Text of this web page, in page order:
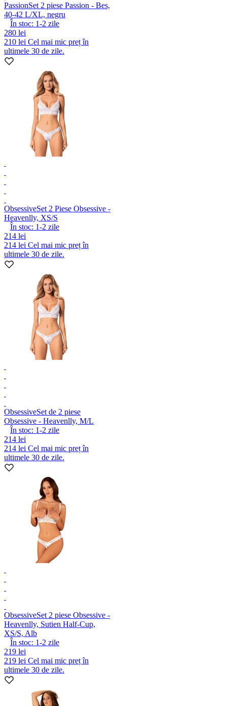
PassionSet 2 piese Passion - Bes,
40-42 L/XL, negru
În stoc: 1-2 zile
280 lei
210 lei Cel mai mic preț în
ultimele 30 de zile.
ObsessiveSet 2 Piese Obsessive -
Heavenlly, XS/S
În stoc: 1-2 zile
214 lei
214 lei Cel mai mic preț în
ultimele 30 de zile.
ObsessiveSet de 2 piese
Obsessive - Heavenlly, M/L
În stoc: 1-2 zile
214 lei
214 lei Cel mai mic preț în
ultimele 30 de zile.
ObsessiveSet 2 piese Obsessive -
Heavenlly, Sutien Half-Cup,
XS/S, Alb
În stoc: 1-2 zile
219 lei
219 lei Cel mai mic preț în
ultimele 30 de zile.